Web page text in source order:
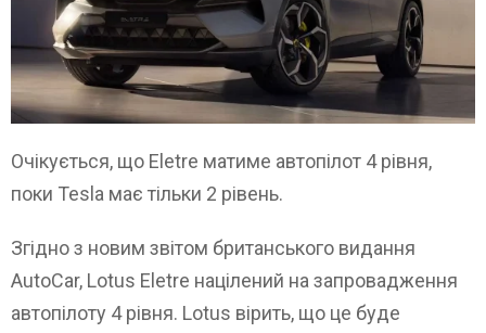
Очікується, що Eletre матиме автопілот 4 рівня,
поки Tesla має тільки 2 рівень.
Згідно з новим звітом британського видання
AutoCar, Lotus Eletre націлений на запровадження
автопілоту 4 рівня. Lotus вірить, що це буде